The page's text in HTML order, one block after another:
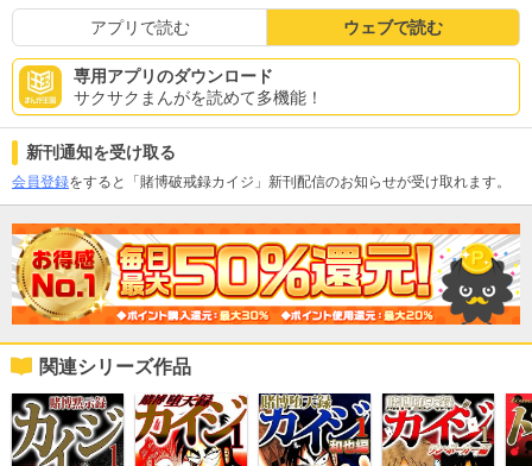
アプリで読む ウェブで読む
専用アプリのダウンロード
サクサクまんがを読めて多機能！
新刊通知を受け取る
会員登録をすると「賭博破戒録カイジ」新刊配信のお知らせが受け取れます。
関連シリーズ作品